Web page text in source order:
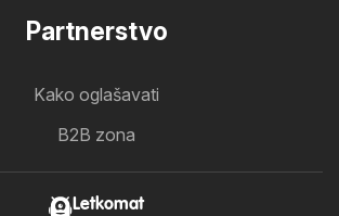
Partnerstvo
Kako oglašavati
B2B zona
Letkomat